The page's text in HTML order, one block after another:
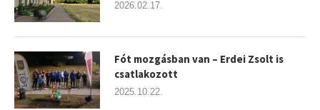
2026.02.17.
Fót mozgásban van – Erdei Zsolt is
csatlakozott
2025.10.22.